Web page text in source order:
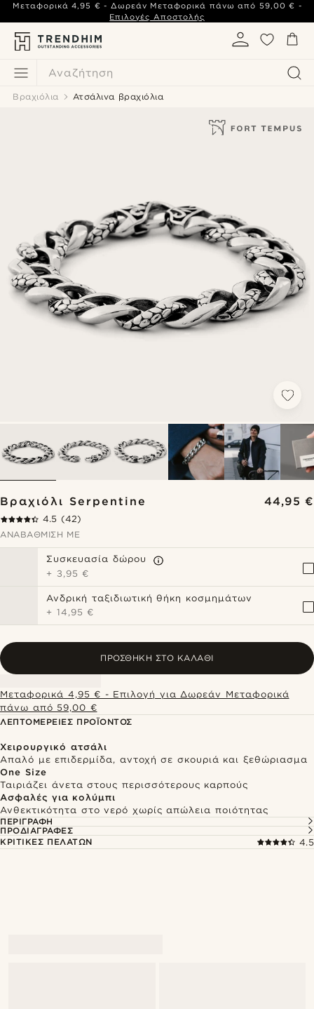
Αναζήτηση
Μεταφορικά 4,95 € - Δωρεάν Μεταφορικά πάνω από 59,00 € -
Επιλογές Αποστολής
Βραχιόλια Ατσάλινα βραχιόλια
Βραχιόλι Serpentine 44,95 €
4.5 (42)
ΑΝΑΒΆΘΜΙΣΗ ΜΕ
Συσκευασία δώρου
+ 3,95 €
Ανδρική ταξιδιωτική θήκη κοσμημάτων
+ 14,95 €
ΠΡΟΣΘΉΚΗ ΣΤΟ ΚΑΛΆΘΙ
Μεταφορικά 4,95 € - Επιλογή για Δωρεάν Μεταφορικά
πάνω από 59,00 €
ΛΕΠΤΟΜΈΡΕΙΕΣ ΠΡΟΪΌΝΤΟΣ
Χειρουργικό ατσάλι
Απαλό με επιδερμίδα, αντοχή σε σκουριά και ξεθώριασμα
One Size
Ταιριάζει άνετα στους περισσότερους καρπούς
Ασφαλές για κολύμπι
Ανθεκτικότητα στο νερό χωρίς απώλεια ποιότητας
ΠΕΡΙΓΡΑΦΉ
ΠΡΟΔΙΑΓΡΑΦΈΣ
ΚΡΙΤΙΚΈΣ ΠΕΛΑΤΏΝ
4.5